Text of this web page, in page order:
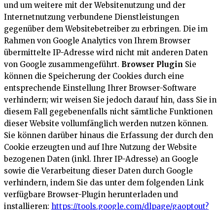
und um weitere mit der Websitenutzung und der
Internetnutzung verbundene Dienstleistungen
gegenüber dem Websitebetreiber zu erbringen. Die im
Rahmen von Google Analytics von Ihrem Browser
übermittelte IP-Adresse wird nicht mit anderen Daten
von Google zusammengeführt. Browser Plugin Sie
können die Speicherung der Cookies durch eine
entsprechende Einstellung Ihrer Browser-Software
verhindern; wir weisen Sie jedoch darauf hin, dass Sie in
diesem Fall gegebenenfalls nicht sämtliche Funktionen
dieser Website vollumfänglich werden nutzen können.
Sie können darüber hinaus die Erfassung der durch den
Cookie erzeugten und auf Ihre Nutzung der Website
bezogenen Daten (inkl. Ihrer IP-Adresse) an Google
sowie die Verarbeitung dieser Daten durch Google
verhindern, indem Sie das unter dem folgenden Link
verfügbare Browser-Plugin herunterladen und
installieren: https://tools.google.com/dlpage/gaoptout?